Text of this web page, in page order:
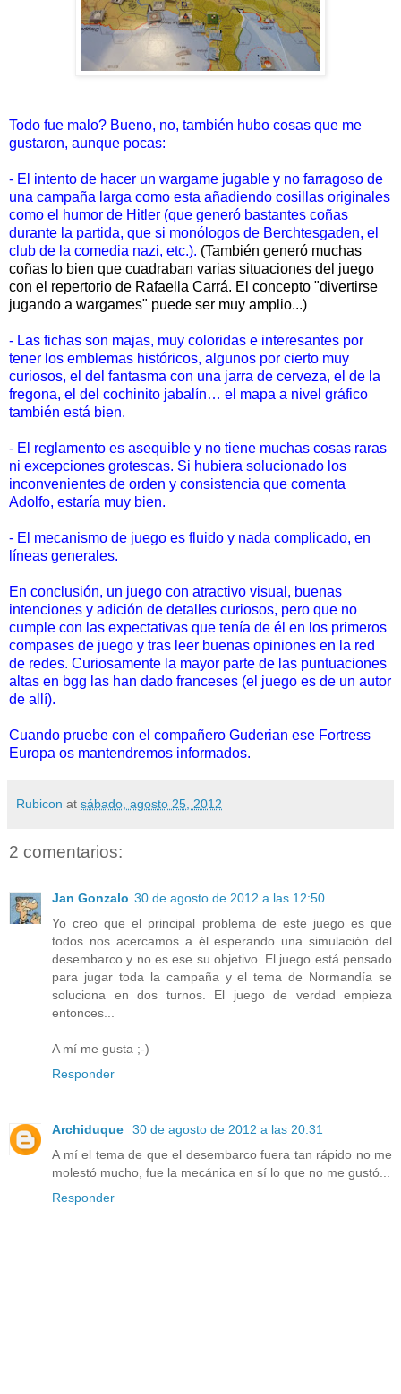
Todo fue malo? Bueno, no, también hubo cosas que me
gustaron, aunque pocas:
- El intento de hacer un wargame jugable y no farragoso de
una campaña larga como esta añadiendo cosillas originales
como el humor de Hitler (que generó bastantes coñas
durante la partida, que si monólogos de Berchtesgaden, el
club de la comedia nazi, etc.). (También generó muchas
coñas lo bien que cuadraban varias situaciones del juego
con el repertorio de Rafaella Carrá. El concepto "divertirse
jugando a wargames" puede ser muy amplio...)
- Las fichas son majas, muy coloridas e interesantes por
tener los emblemas históricos, algunos por cierto muy
curiosos, el del fantasma con una jarra de cerveza, el de la
fregona, el del cochinito jabalín… el mapa a nivel gráfico
también está bien.
- El reglamento es asequible y no tiene muchas cosas raras
ni excepciones grotescas. Si hubiera solucionado los
inconvenientes de orden y consistencia que comenta
Adolfo, estaría muy bien.
- El mecanismo de juego es fluido y nada complicado, en
líneas generales.
En conclusión, un juego con atractivo visual, buenas
intenciones y adición de detalles curiosos, pero que no
cumple con las expectativas que tenía de él en los primeros
compases de juego y tras leer buenas opiniones en la red
de redes. Curiosamente la mayor parte de las puntuaciones
altas en bgg las han dado franceses (el juego es de un autor
de allí).
Cuando pruebe con el compañero Guderian ese Fortress
Europa os mantendremos informados.
Rubicon at sábado, agosto 25, 2012
2 comentarios:
Jan Gonzalo 30 de agosto de 2012 a las 12:50
Yo creo que el principal problema de este juego es que
todos nos acercamos a él esperando una simulación del
desembarco y no es ese su objetivo. El juego está pensado
para jugar toda la campaña y el tema de Normandía se
soluciona en dos turnos. El juego de verdad empieza
entonces...
A mí me gusta ;-)
Responder
Archiduque
30 de agosto de 2012 a las 20:31
A mí el tema de que el desembarco fuera tan rápido no me
molestó mucho, fue la mecánica en sí lo que no me gustó...
Responder